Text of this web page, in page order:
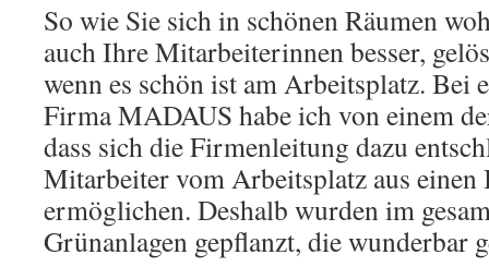
So wie Sie sich in schönen Räumen
auch Ihre Mitarbeiterinnen besser,
wenn es schön ist am Arbeitsplatz. Bei
Firma MADAUS habe ich von einem
dass sich die Firmenleitung dazu
Mitarbeiter vom Arbeitsplatz aus
ermöglichen. Deshalb wurden im
Grünanlagen gepflanzt, die wunderbar